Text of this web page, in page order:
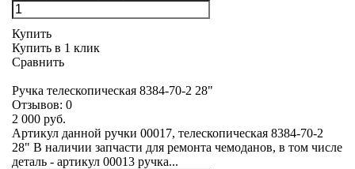
Купить
Купить в 1 клик
Сравнить
Ручка телескопическая 8384-70-2 28"
Отзывов: 0
2 000 руб.
Артикул данной ручки 00017, телескопическая 8384-70-2
28" В наличии запчасти для ремонта чемоданов, в том числе
деталь - артикул 00013 ручка...